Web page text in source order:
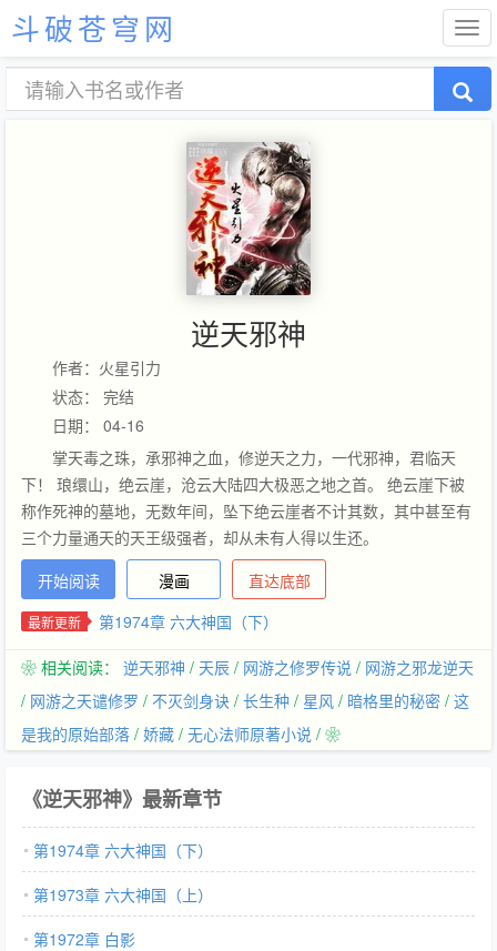
斗破苍穹网
逆天邪神
作者：火星引力
状态： 完结
日期： 04-16
掌天毒之珠，承邪神之血，修逆天之力，一代邪神，君临天
下！ 琅缳山，绝云崖，沧云大陆四大极恶之地之首。 绝云崖下被
称作死神的墓地，无数年间，坠下绝云崖者不计其数，其中甚至有
三个力量通天的天王级强者，却从未有人得以生还。
开始阅读
漫画 直达底部
最新更新 第1974章 六大神国（下）
❀ 相关阅读： 逆天邪神 / 天辰 / 网游之修罗传说 / 网游之邪龙逆天
/ 网游之天谴修罗 / 不灭剑身诀 / 长生种 / 星风 / 暗格里的秘密 / 这
是我的原始部落 / 娇藏 / 无心法师原著小说 / ❀
《逆天邪神》最新章节
第1974章 六大神国（下）
第1973章 六大神国（上）
第1972章 白影